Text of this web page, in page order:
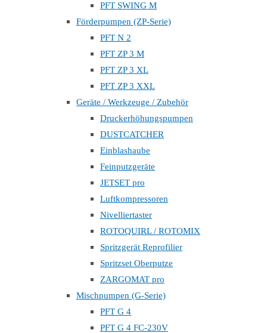
PFT SWING M
Förderpumpen (ZP-Serie)
PFT N 2
PFT ZP 3 M
PFT ZP 3 XL
PFT ZP 3 XXL
Geräte / Werkzeuge / Zubehör
Druckerhöhungspumpen
DUSTCATCHER
Einblashaube
Feinputzgeräte
JETSET pro
Luftkompressoren
Nivelliertaster
ROTOQUIRL / ROTOMIX
Spritzgerät Reprofilier
Spritzset Oberputze
ZARGOMAT pro
Mischpumpen (G-Serie)
PFT G 4
PFT G 4 FC-230V